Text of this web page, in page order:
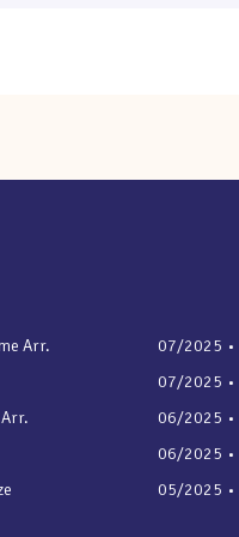
Arr.
07/2025 •
07/2025 •
06/2025 •
06/2025 •
05/2025 •